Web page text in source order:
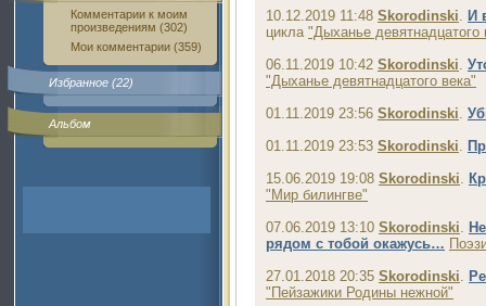
Комментарии к моим
произведениям (302)
Мои комментарии (359)
Избранное (22)
Альбом
10.12.2019 11:48 Skorodinski. И
цикла "Дыханье девятнадцатого
06.11.2019 10:42 Skorodinski.
"Дыханье девятнадцатого века"
01.11.2019 23:56 Skorodinski.
01.11.2019 23:53 Skorodinski.
15.06.2019 19:08 Skorodinski.
"Мир билингве"
07.06.2019 13:10 Skorodinski.
рядом с тобой окажусь…
27.01.2018 20:35 Skorodinski.
"Пейзажики Родины нежной"